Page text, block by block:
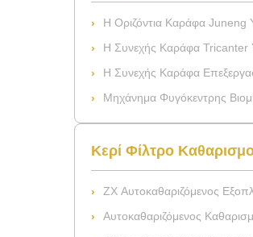
Η Οριζόντια Καράφα Juneng Υποβάλλει Σε
Η Συνεχής Καράφα Tricanter Υποβάλλει
Η Συνεχής Καράφα Επεξεργασίας
Μηχάνημα Φυγόκεντρης
Κερί Φίλτρο
ZX Αυτοκαθαριζόμενος
Αυτοκαθαριζόμενος